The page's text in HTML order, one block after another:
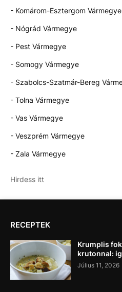
- Komárom-Esztergom Vármegye
- Nógrád Vármegye
- Pest Vármegye
- Somogy Vármegye
- Szabolcs-Szatmár-Bereg
- Tolna Vármegye
- Vas Vármegye
- Veszprém Vármegye
- Zala Vármegye
Hirdess itt
RECEPTEK
Krumplis
krutonnal:
Július 11, 2026